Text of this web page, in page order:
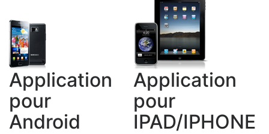
Application
pour
Android
Application
pour
IPAD/IPHONE